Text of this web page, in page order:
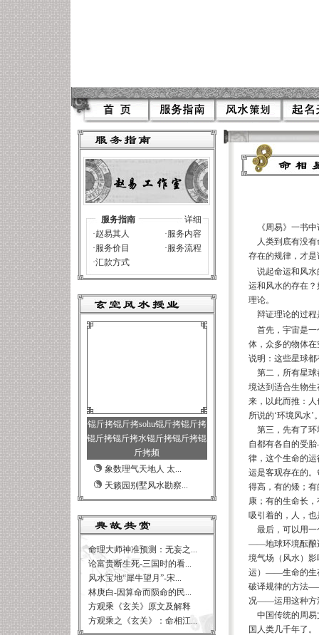
服务指南
详细
·赵易其人 ·服务内容
·服务价目 ·服务流程
·汇款方式
锟斤拷锟斤拷sohu锟斤拷锟斤拷
锟斤拷锟斤拷水锟斤拷锟斤拷锟
斤拷频
象数理气天地人 太...
天籁园别墅风水勘察...
命理大师神准预测：无妄之...
论富贵断生死-三国时的看...
风水宝地“犀牛望月”-宋...
林庚白-因算命而陨命的民...
方观乘《玄关》原文及解释
方观乘之《玄关》：命相江...
《周易》一书中
人类到底有没有
存在的规律，才
说起命运和风水
运和风水的存在
理论。
辩证理论的过程
首先，宇宙是一
体，众多的物体
说明：这些星球
第二，所有星球
境达到适合生物
来，以此而推：
所说的‘环境风水
第三，先有了环
自都有各自的
律，这个生命的
运是客观存在的
得高，有的矮；
康；有的生命长
吸引着的，人，也
最后，可以用
——地球环境酝酿
境气场（风水）
运）——生命的生
破译规律的方法
况——运用这种方
中国传统的周易
国人类几千年了。